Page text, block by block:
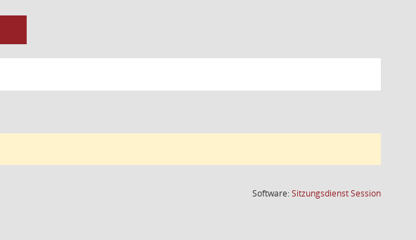
Software:SitzungsdienstSession(Wird in